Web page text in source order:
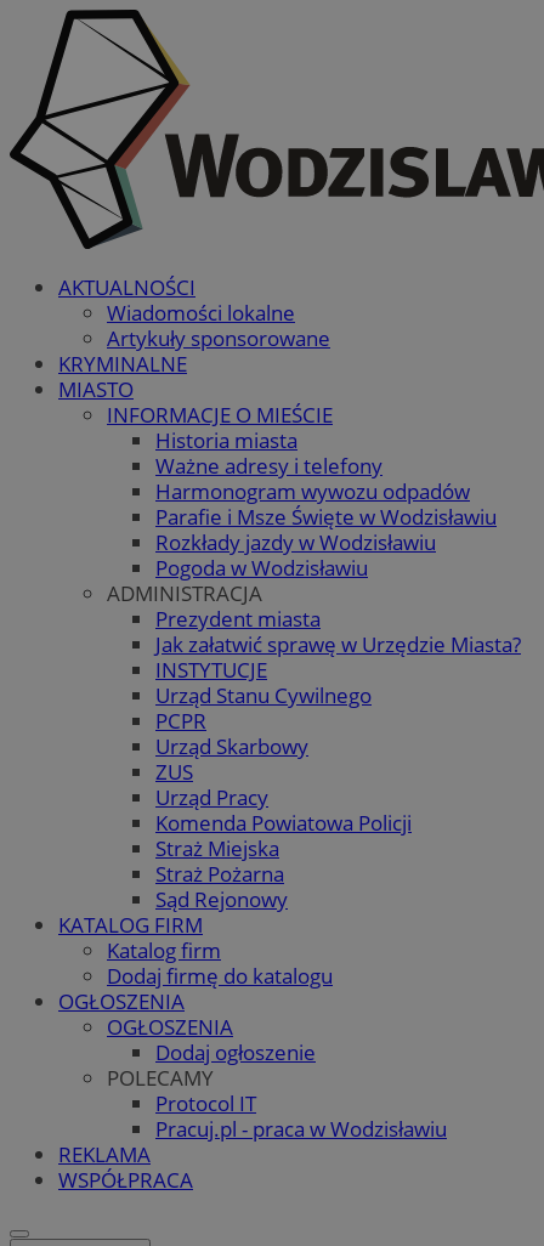
AKTUALNOŚCI
Wiadomości lokalne
Artykuły sponsorowane
KRYMINALNE
MIASTO
INFORMACJE O MIEŚCIE
Historia miasta
Ważne adresy i telefony
Harmonogram wywozu odpadów
Parafie i Msze Święte w Wodzisławiu
Rozkłady jazdy w Wodzisławiu
Pogoda w Wodzisławiu
ADMINISTRACJA
Prezydent miasta
Jak załatwić sprawę w Urzędzie Miasta?
INSTYTUCJE
Urząd Stanu Cywilnego
PCPR
Urząd Skarbowy
ZUS
Urząd Pracy
Komenda Powiatowa Policji
Straż Miejska
Straż Pożarna
Sąd Rejonowy
KATALOG FIRM
Katalog firm
Dodaj firmę do katalogu
OGŁOSZENIA
OGŁOSZENIA
Dodaj ogłoszenie
POLECAMY
Protocol IT
Pracuj.pl - praca w Wodzisławiu
REKLAMA
WSPÓŁPRACA